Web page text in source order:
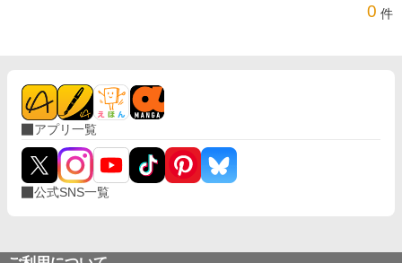
0 件
アプリ一覧
公式SNS一覧